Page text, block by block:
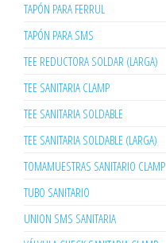
TAPÓN PARA FERRUL
TAPÓN PARA SMS
TEE REDUCTORA SOLDAR (LARGA)
TEE SANITARIA CLAMP
TEE SANITARIA SOLDABLE
TEE SANITARIA SOLDABLE (LARGA)
TOMAMUESTRAS SANITARIO CLAMP
TUBO SANITARIO
UNION SMS SANITARIA